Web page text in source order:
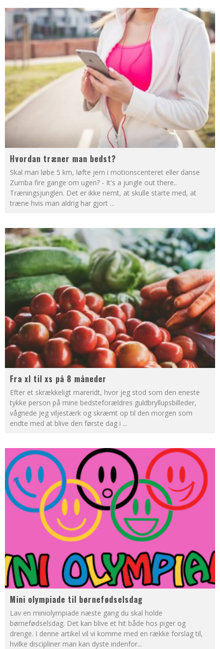
Hvordan træner man bedst?
Skal man løbe 5 km, løfte jern i motionscenteret eller danse
Zumba fire gange om ugen? - It's a jungle out there..
Træningsjunglen. Det er ikke nemt, at skulle starte med, at
træne hvis man aldrig har gjort ...
Fra xl til xs på 8 måneder
Efter et skrækkeligt mareridt, hvor jeg stod som den eneste
tykke person på mine bedsteforældres guldbryllupsbilleder,
vågnede jeg viljestærk og skræmt op til den morgen som
endte med at blive den første dag i ...
Mini olympiade til børnefødselsdag
Lav en miniolympiade næste gang du skal holde
børnefødselsdag. Det kan blive et hit både hos piger og
drenge. I denne artikel vil vi komme med en række forslag til,
hvilke discipliner man kan dyste indenfor...